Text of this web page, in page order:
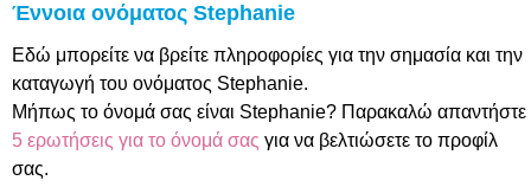
Έννοια ονόματος Stephanie
Εδώ μπορείτε να βρείτε πληροφορίες για την σημασία και την
καταγωγή του ονόματος Stephanie.
Μήπως το όνομά σας είναι Stephanie? Παρακαλώ απαντήστε
5 ερωτήσεις για το όνομά σας για να βελτιώσετε το προφίλ
σας.